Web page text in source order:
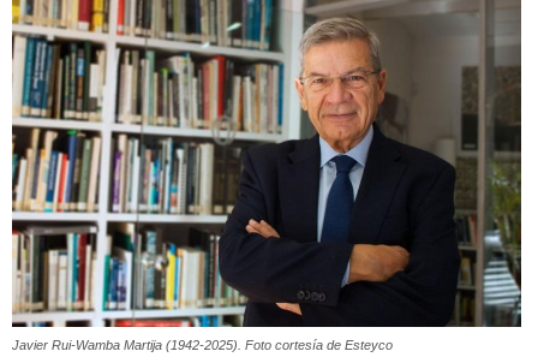
Javier Rui-Wamba Martija (1942-2025). Foto cortesía de Esteyco